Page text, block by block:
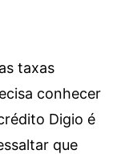
taxas
conhecer
Digio é
que